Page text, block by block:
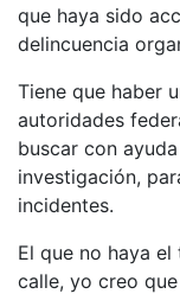
que haya sido
delincuencia
Tiene que haber
autoridades
buscar con
investigación,
incidentes.
El que no haya
calle, yo creo